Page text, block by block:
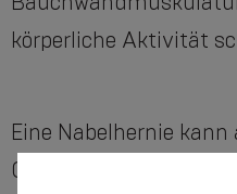
körperliche Aktivität
Eine Nabelhernie
Operation im